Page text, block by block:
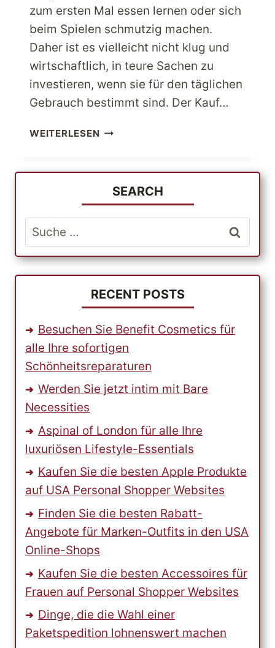
zum ersten Mal essen lernen oder sich
beim Spielen schmutzig machen.
Daher ist es vielleicht nicht klug und
wirtschaftlich, in teure Sachen zu
investieren, wenn sie für den täglichen
Gebrauch bestimmt sind. Der Kauf…
WEITERLESENHOLEN
JETZT
COOLE
ONLINE-
ANGEBOTE
DIE
BESTEN
BABYARTIKEL
SEARCH
Suche
nach:
RECENT POSTS
Besuchen Sie Benefit Cosmetics für
alle Ihre sofortigen
Schönheitsreparaturen
Werden Sie jetzt intim mit Bare
Necessities
Aspinal of London für alle Ihre
luxuriösen Lifestyle-Essentials
Kaufen Sie die besten Apple Produkte
auf USA Personal Shopper Websites
Finden Sie die besten Rabatt-
Angebote für Marken-Outfits in den USA
Online-Shops
Kaufen Sie die besten Accessoires für
Frauen auf Personal Shopper Websites
Dinge, die die Wahl einer
Paketspedition lohnenswert machen